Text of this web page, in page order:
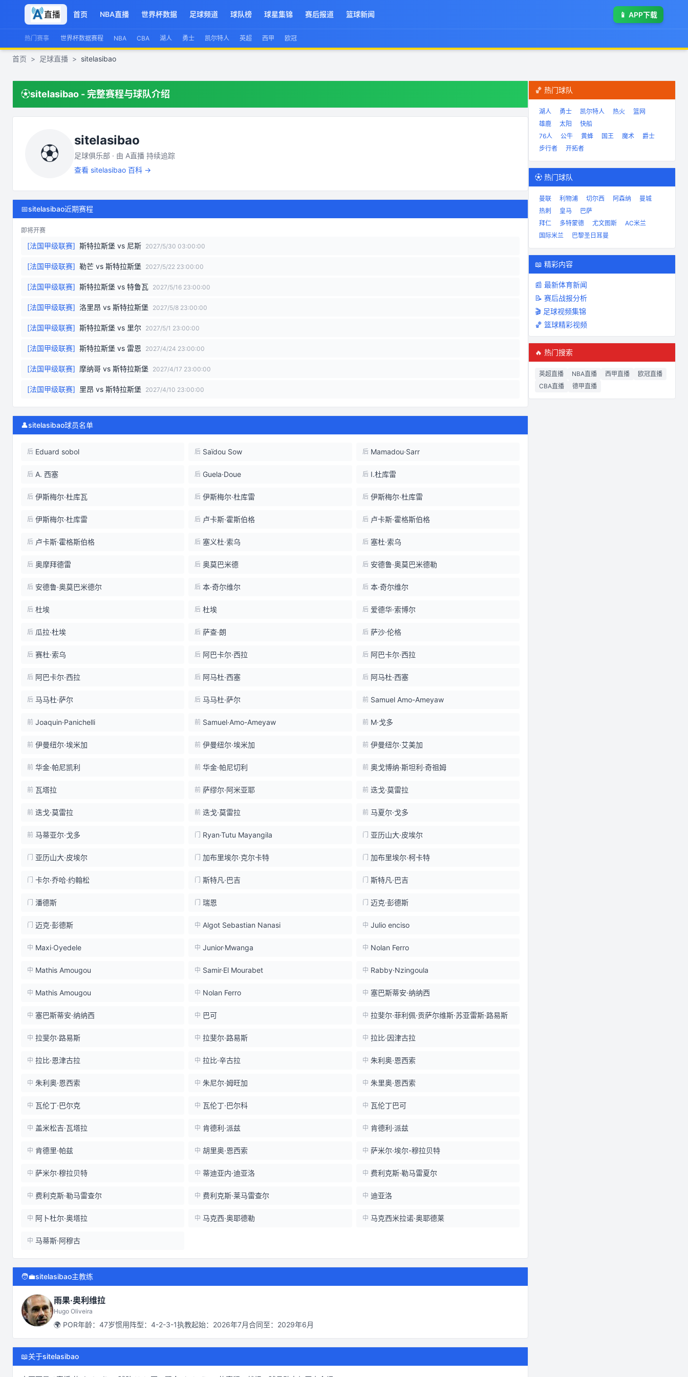
首页 NBA直播 世界杯数据 足球频道 球队榜 球星集锦 赛后报道 篮球新闻 📱 APP下载
热门赛事 世界杯数据赛程 NBA CBA 湖人 勇士 凯尔特人 英超 西甲 欧冠
首页 > 足球直播 > sitelasibao
⚽sitelasibao - 完整赛程与球队介绍
⚽
sitelasibao
足球俱乐部 · 由 A直播 持续追踪
查看 sitelasibao 百科 →
📅sitelasibao近期赛程
即将开赛
[法国甲级联赛] 斯特拉斯堡 vs 尼斯 2027/5/30 03:00:00
[法国甲级联赛] 勒芒 vs 斯特拉斯堡 2027/5/22 23:00:00
[法国甲级联赛] 斯特拉斯堡 vs 特鲁瓦 2027/5/16 23:00:00
[法国甲级联赛] 洛里昂 vs 斯特拉斯堡 2027/5/8 23:00:00
[法国甲级联赛] 斯特拉斯堡 vs 里尔 2027/5/1 23:00:00
[法国甲级联赛] 斯特拉斯堡 vs 雷恩 2027/4/24 23:00:00
[法国甲级联赛] 摩纳哥 vs 斯特拉斯堡 2027/4/17 23:00:00
[法国甲级联赛] 里昂 vs 斯特拉斯堡 2027/4/10 23:00:00
👤sitelasibao球员名单
后 Eduard sobol 后 Saïdou Sow 后 Mamadou·Sarr
后 A. 西塞 后 Guela·Doue 后 I.杜库雷
后 伊斯梅尔·杜库瓦 后 伊斯梅尔·杜库雷 后 伊斯梅尔·杜库雷
后 伊斯梅尔·杜库雷 后 卢卡斯·霍斯伯格 后 卢卡斯·霍格斯伯格
后 卢卡斯·霍格斯伯格 后 塞义杜·索乌 后 塞杜·索乌
后 奥摩拜德雷 后 奥莫巴米德 后 安德鲁·奥莫巴米德勒
后 安德鲁·奥莫巴米德尔 后 本·奇尔维尔 后 本·奇尔维尔
后 杜埃 后 杜埃 后 爱德华·索博尔
后 瓜拉·杜埃 后 萨查·朗 后 萨沙·伦格
后 赛杜·索乌 后 阿巴卡尔·西拉 后 阿巴卡尔·西拉
后 阿巴卡尔·西拉 后 阿马杜·西塞 后 阿马杜·西塞
后 马马杜·萨尔 后 马马杜·萨尔 前 Samuel Amo-Ameyaw
前 Joaquin·Panichelli 前 Samuel·Amo-Ameyaw 前 M·戈多
前 伊曼纽尔·埃米加 前 伊曼纽尔·埃米加 前 伊曼纽尔·艾美加
前 华金·帕尼凯利 前 华金·帕尼切利 前 奥戈博纳·斯坦利·奇祖姆
前 瓦塔拉 前 萨缪尔·阿米亚耶 前 迭戈·莫雷拉
前 迭戈·莫雷拉 前 迭戈·莫雷拉 前 马夏尔·戈多
前 马蒂亚尔·戈多 门 Ryan·Tutu Mayangila 门 亚历山大·皮埃尔
门 亚历山大·皮埃尔 门 加布里埃尔·克尔卡特 门 加布里埃尔·柯卡特
门 卡尔·乔哈·约翰松 门 斯特凡·巴吉 门 斯特凡·巴吉
门 潘德斯 门 瑞恩 门 迈克·彭德斯
门 迈克·彭德斯 中 Algot Sebastian Nanasi 中 Julio enciso
中 Maxi·Oyedele 中 Junior·Mwanga 中 Nolan Ferro
中 Mathis Amougou 中 Samir·El Mourabet 中 Rabby·Nzingoula
中 Mathis Amougou 中 Nolan Ferro 中 塞巴斯蒂安·纳纳西
中 塞巴斯蒂安·纳纳西 中 巴可 中 拉斐尔·菲利佩·贡萨尔维斯·苏亚雷斯·路易斯
中 拉斐尔·路易斯 中 拉斐尔·路易斯 中 拉比·因津古拉
中 拉比·恩津古拉 中 拉比·辛古拉 中 朱利奥·恩西索
中 朱利奥·恩西索 中 朱尼尔·姆旺加 中 朱里奥·恩西索
中 瓦伦丁·巴尔克 中 瓦伦丁·巴尔科 中 瓦伦丁巴可
中 盖米松吉·瓦塔拉 中 肯德利·派兹 中 肯德利·派兹
中 肯德里·帕兹 中 胡里奥·恩西索 中 萨米尔·埃尔-穆拉贝特
中 萨米尔·穆拉贝特 中 蒂迪亚内·迪亚洛 中 费利克斯·勒马雷夏尔
中 费利克斯·勒马雷查尔 中 费利克斯·莱马雷查尔 中 迪亚洛
中 阿卜杜尔·奥塔拉 中 马克西·奥耶德勒 中 马克西米拉诺·奥耶德莱
中 马蒂斯·阿穆古
🧑‍💼sitelasibao主教练
雨果·奥利维拉
Hugo Oliveira
🌍 POR年龄： 47岁惯用阵型： 4-2-3-1执教起始： 2026年7月合同至： 2029年6月
📖关于sitelasibao
🏀 热门球队
湖人 勇士 凯尔特人 热火
篮网
雄鹿
太阳
快船
76人
公牛 黄蜂 国王 魔术
爵士
步行者
开拓者
⚽ 热门球队
曼联 利物浦 切尔西 阿森纳
曼城
热刺
皇马
巴萨
拜仁
多特蒙德 尤文图斯
AC米兰
国际米兰
巴黎圣日耳曼
📖 精彩内容
📰 最新体育新闻
📝 赛后战报分析
🎬 足球视频集锦
🏀 篮球精彩视频
🔥 热门搜索
英超直播 NBA直播 西甲直播
欧冠直播
CBA直播
德甲直播